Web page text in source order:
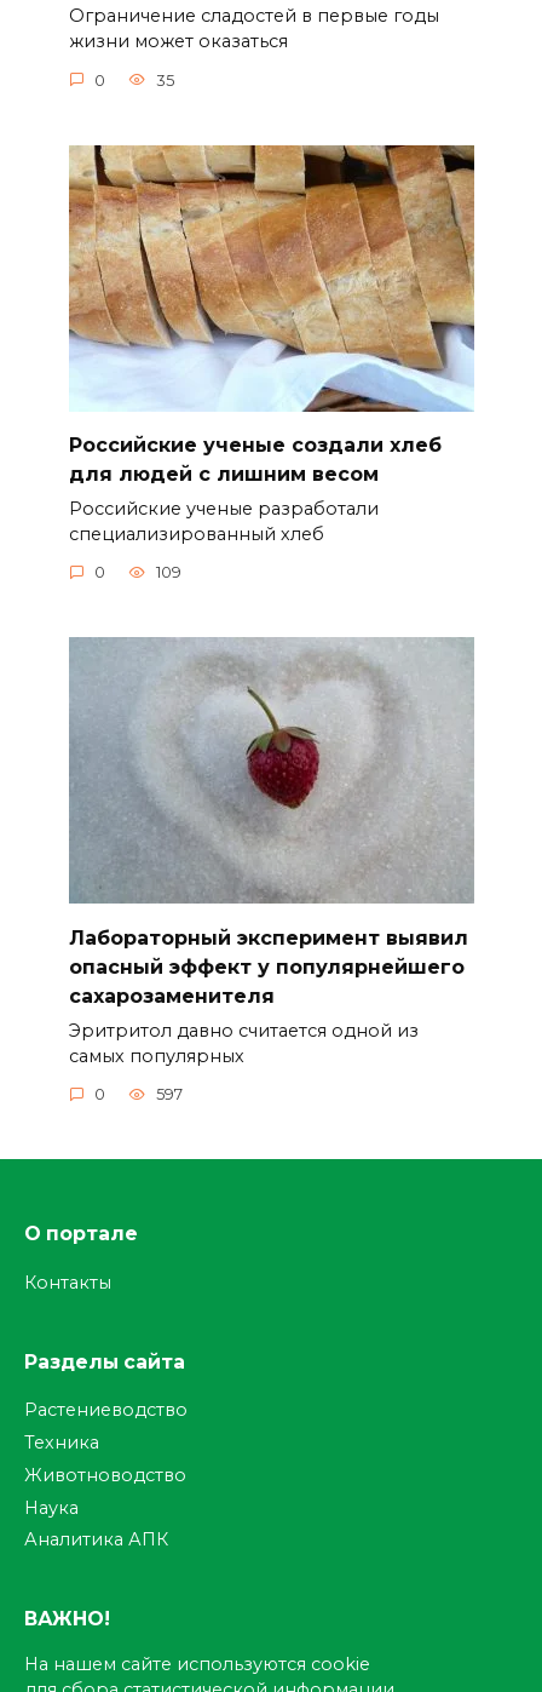
Ограничение сладостей в первые годы
жизни может оказаться
0 35
Российские ученые создали хлеб
для людей с лишним весом
Российские ученые разработали
специализированный хлеб
0 109
Лабораторный эксперимент выявил
опасный эффект у популярнейшего
сахарозаменителя
Эритритол давно считается одной из
самых популярных
0 597
О портале
Контакты
Разделы сайта
Растениеводство
Техника
Животноводство
Наука
Аналитика АПК
ВАЖНО!
На нашем сайте используются cookie